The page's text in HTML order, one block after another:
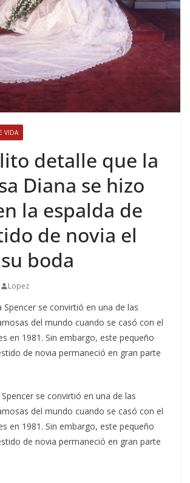
VIDA
detalle que la
Diana se hizo
la espalda de
de novia el
boda
Lopez
Spencer se convirtió en una de las
del mundo cuando se casó con el
en 1981. Sin embargo, este pequeño
de novia permaneció en gran parte
se convirtió en una de las
del mundo cuando se casó con el
en 1981. Sin embargo, este pequeño
de novia permaneció en gran parte